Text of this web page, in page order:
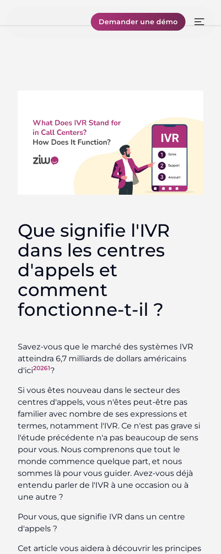
Demander une démo
Que signifie l'IVR
dans les centres
d'appels et
comment
fonctionne-t-il ?
Savez-vous que le marché des systèmes IVR
atteindra 6,7 milliards de dollars américains
d'ici20261?
Si vous êtes nouveau dans le secteur des
centres d'appels, vous n'êtes peut-être pas
familier avec nombre de ses expressions et
termes, notamment l'IVR. Ce n'est pas grave si
l'étude précédente n'a pas beaucoup de sens
pour vous. Nous comprenons que tout le
monde commence quelque part, et nous
sommes là pour vous guider. Avez-vous déjà
entendu parler de l'IVR à une occasion ou à
une autre ?
Pour vous, que signifie IVR dans un centre
d'appels ?
Cet article vous aidera à découvrir les principes